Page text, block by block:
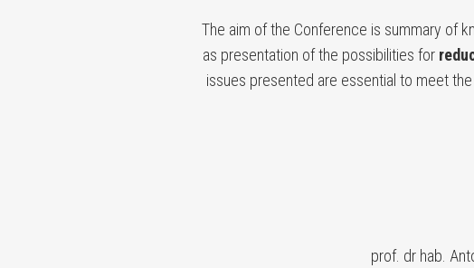
The aim of the Conference is summary of
as presentation of the possibilities for
issues presented are essential to meet
prof. dr hab.